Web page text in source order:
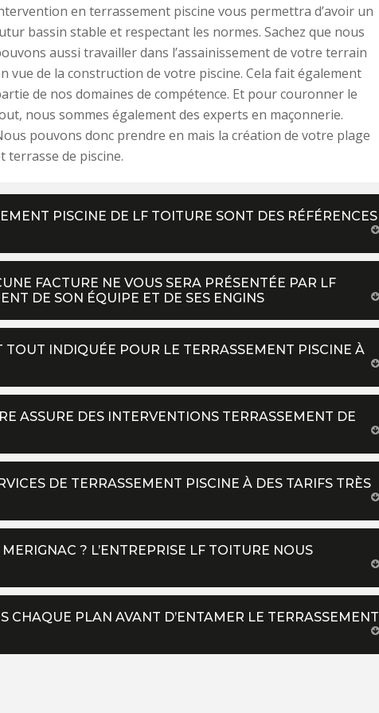
en terrassement piscine vous permettra d’avoir un
bassin stable et respectant les normes. Sachez que nous
aussi travailler dans l’assainissement de votre terrain
vue de la construction de votre piscine. Cela fait également
de nos domaines de compétence. Et pour couronner le
nous sommes également des experts en maçonnerie.
pouvons donc prendre en mais la création de votre plage
terrasse de piscine.
PISCINE DE LF TOITURE SONT DES RÉFÉRENCES
FACTURE NE VOUS SERA PRÉSENTÉE PAR LF
DE SON ÉQUIPE ET DE SES ENGINS
TOUT INDIQUÉE POUR LE TERRASSEMENT PISCINE À
ASSURE DES INTERVENTIONS TERRASSEMENT DE
DE TERRASSEMENT PISCINE À DES TARIFS TRÈS
? L’ENTREPRISE LF TOITURE NOUS
CHAQUE PLAN AVANT D’ENTAMER LE TERRASSEMENT